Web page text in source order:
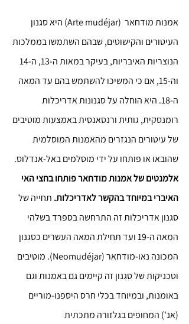
אמנות מודחאר  (Arte mudéjar) היא סגנון
העיטורים והקישוטים, שבהם השתמשו בממלכות
וה-15, אם כי המשיכו להשתמש בהם עד המאה
ה-18. היא הוחלה על סגנונות אדריכלות
רומנסקית, גותית ורנסאנסית באמצעות מוטיבים
של עיטורים הנגזרים מהאמנות המוסלמית
שהובאו או פותחו על ידי מוסלמים באל-אנדלוס.
אלמנטים של אמנות מודחאר פותחו בחצי האי
האיברי במיוחד בהקשר לאדריכלות. תחייה של
סגנון אדריכלות זה התרחשה בספרד בשלהי
המאה ה-19 ועד תחילת המאה העשרים כסגנון
המכונה נאו-מודחאר (Neomudéjar). מוטיבים
וטכניקות של סגנון זה קיימים גם באמנות וגם
באומנות, ובמיוחד בכלי חרס היספנו-מוריים
(אנ') המחופים בגלזורה מתכתית